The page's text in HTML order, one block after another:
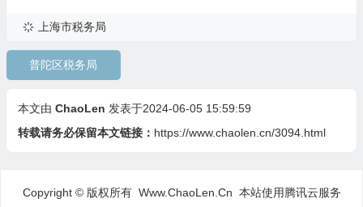
上海市税务局
普陀区税务局
本文由 ChaoLen 发表于2024-06-05 15:59:59
转载请务必保留本文链接： https://www.chaolen.cn/3094.html
Copyright © 版权所有 Www.ChaoLen.Cn 本站使用腾讯云服务